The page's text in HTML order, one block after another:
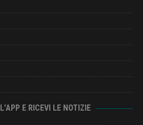
E RICEVI LE NOTIZIE